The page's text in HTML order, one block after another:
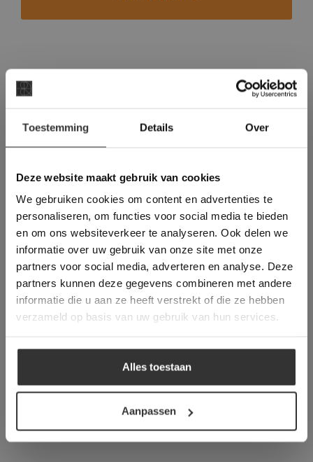
Toestemming Details Over
Deze website maakt gebruik van cookies
We gebruiken cookies om content en advertenties te
personaliseren, om functies voor social media te bieden
en om ons websiteverkeer te analyseren. Ook delen we
informatie over uw gebruik van onze site met onze
partners voor social media, adverteren en analyse. Deze
partners kunnen deze gegevens combineren met andere
informatie die u aan ze heeft verstrekt of die ze hebben
verzameld op basis van uw gebruik van hun services.
Alles toestaan
Aanpassen
#1 in de categorie vloeren op Trustpilot
Binnen 24 uur een passende offerte
Meer dan 500 m2 showroom
Deze website maakt
gebruik van cookies.
This Cookie Banner was deleted and is no
longer working. Please contact the website
administrator.
Deze website gebruikt cookies om de
gebruikerservaring te verbeteren. Door
gebruik te maken van onze website geeft u
toestemming voor alle cookies in
overeenstemming met ons cookiebeleid.Lees
verder
ALLES ACCEPTEREN
ALLES AFWIJZEN
DETAILS WEERGEVEN